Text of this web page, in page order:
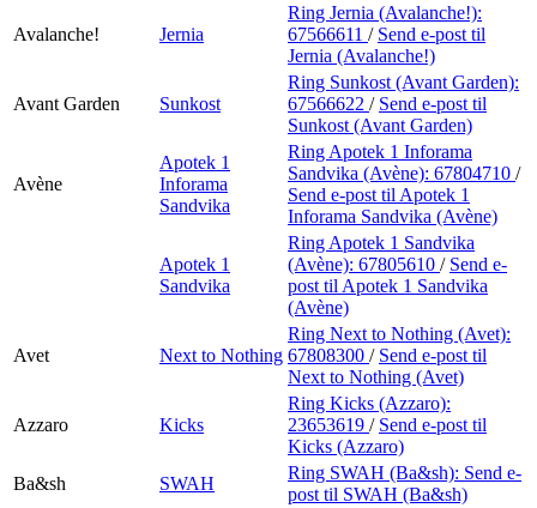
Avalanche! Jernia
Ring Jernia (Avalanche!):
67566611 / Send e-post til
Jernia (Avalanche!)
Avant Garden Sunkost
Ring Sunkost (Avant Garden):
67566622 / Send e-post til
Sunkost (Avant Garden)
Avène
Apotek 1
Inforama
Sandvika
Ring Apotek 1 Inforama
Sandvika (Avène): 67804710 /
Send e-post til Apotek 1
Inforama Sandvika (Avène)
Apotek 1
Sandvika
Ring Apotek 1 Sandvika
(Avène): 67805610 / Send e-
post til Apotek 1 Sandvika
(Avène)
Avet Next to Nothing
Ring Next to Nothing (Avet):
67808300 / Send e-post til
Next to Nothing (Avet)
Azzaro Kicks
Ring Kicks (Azzaro):
23653619 / Send e-post til
Kicks (Azzaro)
Ba&sh
SWAH
Ring SWAH (Ba&sh): Send e-
post til SWAH (Ba&sh)